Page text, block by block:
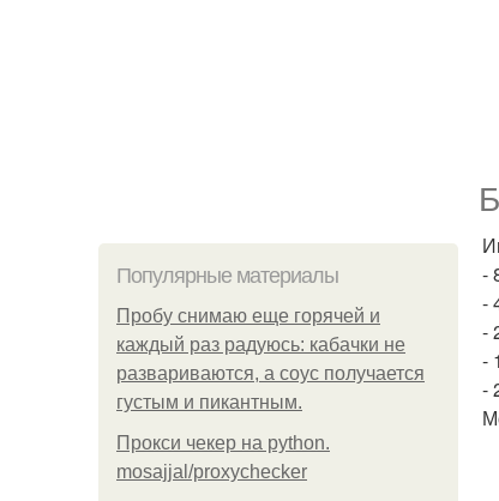
Популярные материалы
Пробу снимаю еще горячей и
каждый раз радуюсь: кабачки не
развариваются, а соус получается
густым и пикантным.
Прокси чекер на python.
mosajjal/proxychecker
-
-
-
-
-